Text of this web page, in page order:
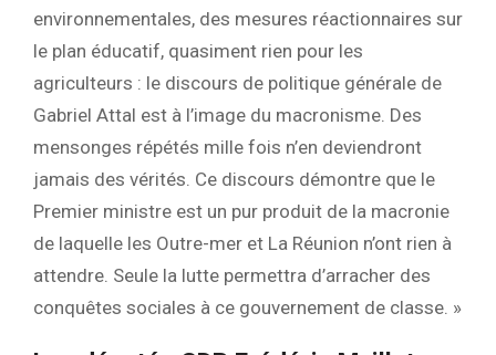
environnementales, des mesures réactionnaires sur
le plan éducatif, quasiment rien pour les
agriculteurs : le discours de politique générale de
Gabriel Attal est à l’image du macronisme. Des
mensonges répétés mille fois n’en deviendront
jamais des vérités. Ce discours démontre que le
Premier ministre est un pur produit de la macronie
de laquelle les Outre-mer et La Réunion n’ont rien à
attendre. Seule la lutte permettra d’arracher des
conquêtes sociales à ce gouvernement de classe. »